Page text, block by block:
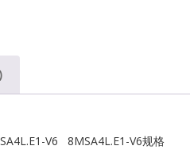
V6 8MSA4L.E1-V6规格